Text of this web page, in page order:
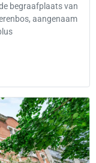
begraafplaats van
aangenaam